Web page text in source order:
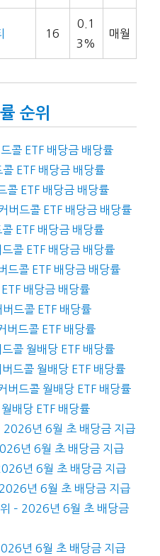
16
0.1
3%
매월
순위
콜 ETF 배당금 배당률
ETF 배당금 배당률
콜 ETF 배당금 배당률
드콜 ETF 배당금 배당률
ETF 배당금 배당률
콜 ETF 배당금 배당률
콜 ETF 배당금 배당률
배당금 배당률
드콜 ETF 배당률
버드콜 ETF 배당률
콜 월배당 ETF 배당률
드콜 월배당 ETF 배당률
드콜 월배당 ETF 배당률
배당 ETF 배당률
2026년 6월 초 배당금 지급
년 6월 초 배당금 지급
년 6월 초 배당금 지급
년 6월 초 배당금 지급
– 2026년 6월 초 배당금
년 6월 초 배당금 지급